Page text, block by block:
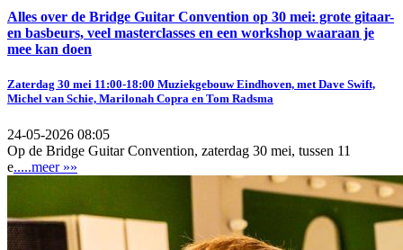
Alles over de Bridge Guitar Convention op 30 mei: grote gitaar-
en basbeurs, veel masterclasses en een workshop waaraan je
mee kan doen
Zaterdag 30 mei 11:00-18:00 Muziekgebouw Eindhoven, met Dave Swift,
Michel van Schie, Marilonah Copra en Tom Radsma
24-05-2026 08:05
Op de Bridge Guitar Convention, zaterdag 30 mei, tussen 11
e.....meer »»